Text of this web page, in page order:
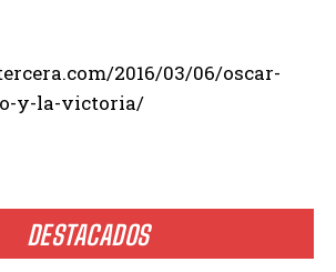
DESTACADOS
2016/03/06/oscar-
y-la-victoria/